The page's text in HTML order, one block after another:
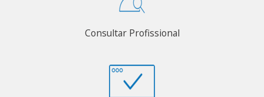
Consultar Profissional